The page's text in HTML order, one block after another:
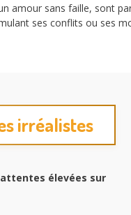
amour sans faille, sont
ses conflits ou ses
irréalistes
élevées sur